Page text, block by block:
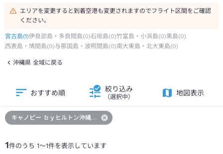
エリアを変更すると到着空港も変更されますのでフライト区間をご確認
ください。
宮古島(1)伊良部島・多良間島(0)石垣島(0)竹富島・小浜島(0)黒島(0)
西表島・鳩間島(0)与那国島・波照間島(0)南大東島・北大東島(0)
沖縄県 全域に戻る
1件のうち 1～1件を表示しています
おすすめ順 絞り込み
（選択中）
地図表示
キャノピー ｂｙヒルトン沖縄宮古島リゾート